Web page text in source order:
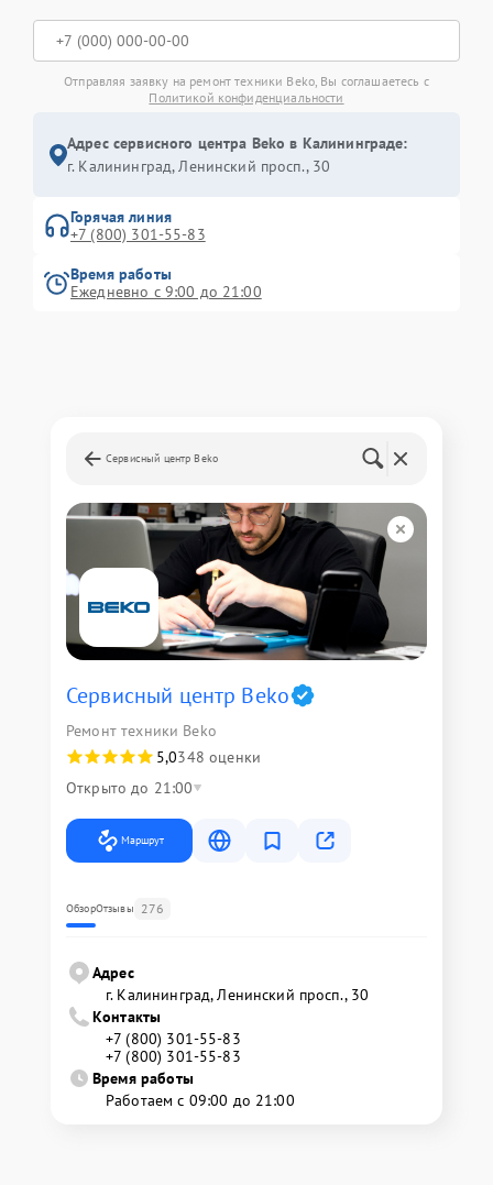
Отправляя заявку на ремонт техники Beko, Вы соглашаетесь с
Политикой конфиденциальности
Адрес сервисного центра Beko в Калининграде:
г. Калининград, Ленинский просп., 30
Горячая линия
+7 (800) 301-55-83
Время работы
Ежедневно с 9:00 до 21:00
Сервисный центр Beko
Сервисный центр Beko
Ремонт техники Beko
5,0348 оценки
Открыто до 21:00
Маршрут
ОбзорОтзывы 276
Адрес
г. Калининград, Ленинский просп., 30
Контакты
+7 (800) 301-55-83
+7 (800) 301-55-83
Время работы
Работаем с 09:00 до 21:00